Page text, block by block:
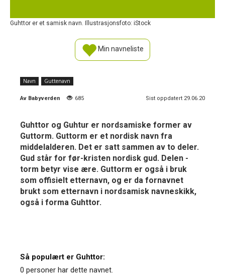
Guhttor er et samisk navn. Illustrasjonsfoto: iStock
Min navneliste
Navn Guttenavn
Av Babyverden 685 Sist oppdatert 29.06.20
Guhttor og Guhtur er nordsamiske former av
Guttorm. Guttorm er et nordisk navn fra
middelalderen. Det er satt sammen av to deler.
Gud står for før-kristen nordisk gud. Delen -
torm betyr vise ære. Guttorm er også i bruk
som offisielt etternavn, og er da fornavnet
brukt som etternavn i nordsamisk navneskikk,
også i forma Guhttor.
Så populært er Guhttor:
0 personer har dette navnet.